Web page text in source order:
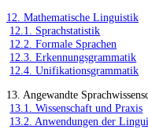
12. Mathematische Linguistik
12.1. Sprachstatistik
12.2. Formale Sprachen
12.3. Erkennungsgrammatik
12.4. Unifikationsgrammatik
13. Angewandte
13.1. Wissenschaft und Praxis
13.2. Anwendungen der